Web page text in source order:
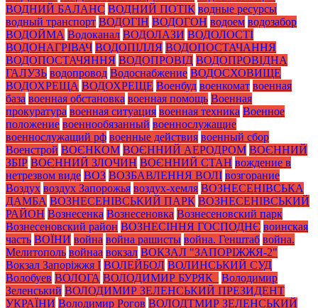
ВОДНИЙ БАЛАНС ВОДНИЙ ПОТІК водные ресурсы
водный транспорт ВОДОГІН ВОДОГОН водоем водозабор
ВОДОЙМА Водоканал ВОДОЛАЗИ ВОДОЛОСТІ
ВОДОНАГРІВАЧ ВОДОПІЛЛЯ ВОДОПОСТАЧАННЯ
ВОДОПОСТАЧЯННЯ ВОДОПРОВІД ВОДОПРОВІДНА
ГАЛУЗЬ водопровод Водоснабжение ВОДОСХОВИЩЕ
ВОДОХРЕЩА ВОДОХРЕЩЕ Военбуд военкомат военная
база военная обстановка военная помощь Военная
прокуратура военная ситуация военная техника Военное
положение военнообязанный военнослужащие
военнослужащий рф военные действия военный сбор
Военстрой ВОЄНКОМ ВОЄННИЙ АЕРОДРОМ ВОЄННИЙ
ЗБІР ВОЄННИЙ ЗЛОЧИН ВОЄННИЙ СТАН вождение в
нетрезвом виде ВОЗ ВОЗБАВЛЕННЯ ВОЛІ возгорание
Воздух воздух Запорожья воздух-хемля ВОЗНЕСЕНІВСЬКА
ДАМБА ВОЗНЕСЕНІВСЬКИЙ ПАРК ВОЗНЕСЕНІВСЬКИЙ
РАЙОН Вознесенка Вознесеновка Вознесеновский парк
Вознесеновский район ВОЗНЕСІННЯ ГОСПОДНЄ воинская
часть ВОЇНИ война война рашисты война. Генштаб война.
Мелитополь войнаа вокзал ВОКЗАЛ "ЗАПОРІЖЖЯ-2"
Вокзал Запоріжжя І ВОЛЕЙБОЛ ВОЛИНСЬКИЙ СУД
Волобуев ВОЛОГА ВОЛОДИМИР БУРЯК_
Володимир
Зеленський ВОЛОДИМИР ЗЕЛЕНСЬКИЙ ПРЕЗИДЕНТ
УКРАЇНИ Володимир Рогов ВОЛОДТМИР ЗЕЛЕНСЬКИЙ